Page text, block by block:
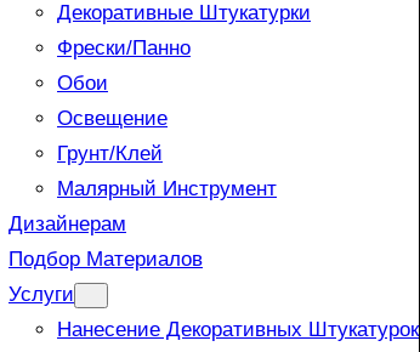
Декоративные Штукатурки
Фрески/панно
Обои
Освещение
Грунт/Клей
Малярный Инструмент
Дизайнерам
Подбор Материалов
Услуги
Нанесение Декоративных Штукатурок